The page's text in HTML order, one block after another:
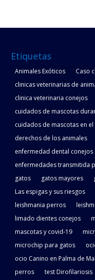
Etiquetas
Animales Exóticos Caso
clinicas veterinarias de
clinica veterinaria conejos
cuidados de mascotas
cuidados de mascotas en
derechos de los animales
enfermedad dental conejos
enfermedades transmitida
gatos
gatos mayores
Las espigas y sus riesgos
leishmania perros
limado dientes conejos
mascotas y covid-19
microchip para gatos
ocio Canino en Palma de
perros
test Dirofilariosis